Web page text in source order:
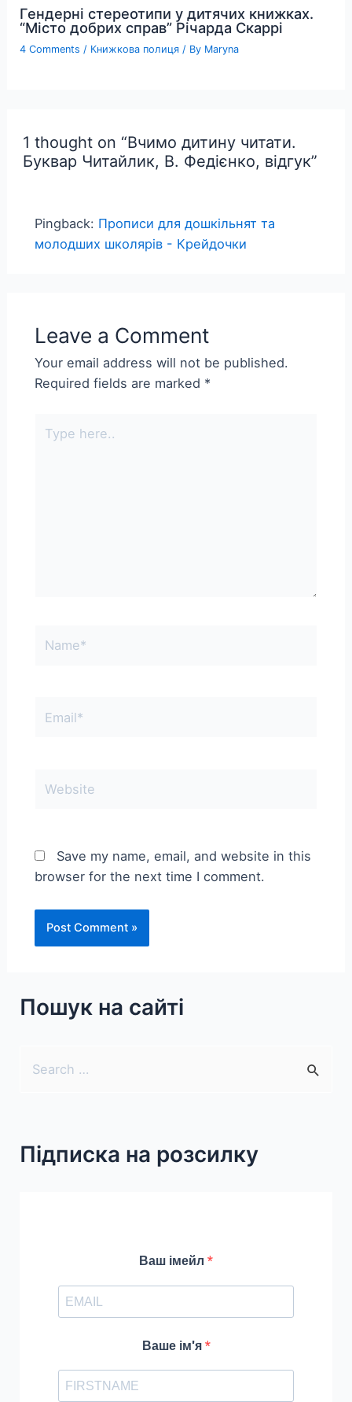
Гендерні стереотипи у дитячих книжках.
“Місто добрих справ” Річарда Скаррі
4 Comments / Книжкова полиця / By Maryna
1 thought on “Вчимо дитину читати.
Буквар Читайлик, В. Федієнко, відгук”
Pingback: Прописи для дошкільнят та
молодших школярів - Крейдочки
Leave a Comment
Your email address will not be published.
Required fields are marked *
here..
Save my name, email, and website in this
browser for the next time I comment.
Пошук на сайті
cПідписка на розсилку
Ваш імейл
Ваше ім'я